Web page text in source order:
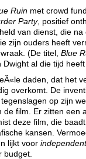
Ruin met crowd
Party, positief
van dienst, die na
zijn ouders heeft
(De titel, Blue
al die tijd
daden, dat het
overkomt. De
op zijn
film. Er zitten een
deze film, die
kansen.
lijkt voor independent
budget.